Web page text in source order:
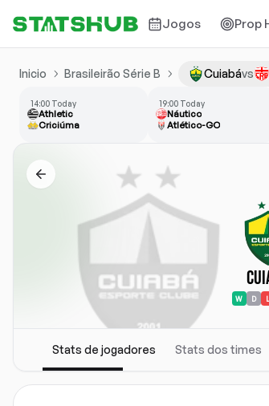
Jogos Prop
Inicio Brasileirão Série B Cuiabávs
14:00 Today
Athletic
Criciúma
19:00 Today
Náutico
Atlético-GO
W D L
Stats de jogadores Stats dos times